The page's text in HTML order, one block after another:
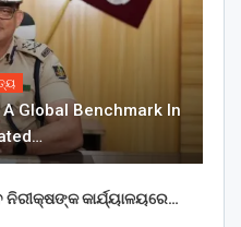
A Global Benchmark In
କାର୍ଯ୍ୟାଳୟରେ…